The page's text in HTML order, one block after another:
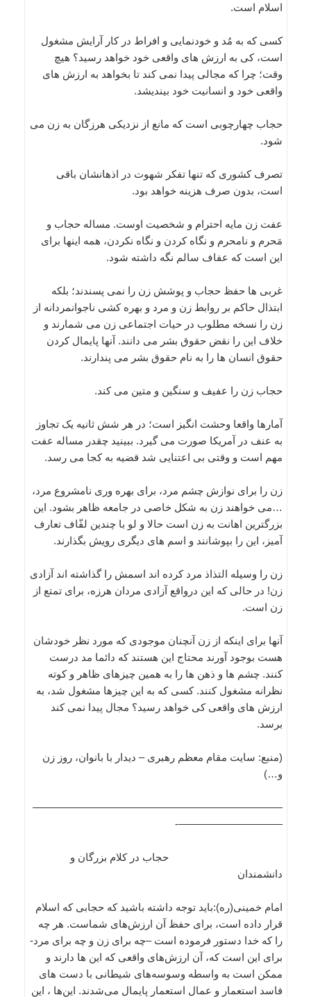
اسلام است.
کسی که به مُد و خودنمایی و افراط در کار آرایش مشغول
است، کی به ارزش های واقعی خود خواهد رسید؟ هیچ
وقت؛ چرا که مجالی پیدا نمی کند تا بخواهد به ارزش های
واقعی خود و انسانیت خود بیندیشد.
حجاب چهارچوبی است که مانع از نزدیکی هرزگان به زن می
شود.
تصرف کشوری که تنها تفکر شهوت در اذهانشان باقی
است، بدون صرف هزینه خواهد بود.
عفت زن مایه احترام و شخصیت اوست. مساله حجاب و
مَحرم و نامحرم و نگاه کردن و نگاه نکردن، همه اینها برای
این است که عفاف سالم نگه داشته شود.
غربی ها حفظ حجاب و پوشش زن را نمی پسندند؛ بلکه
ابتذال حاکم بر روابط زن و مرد و بهره کشی ناجوانمردانه از
زن را نسخه مطلوب در حیات اجتماعی زن می شمارند و
خلاف این را نقض حقوق بشر می دانند. آنها پایمال کردن
حقوق انسان ها را به نام حقوق بشر می پندارند.
حجاب زن را عفیف و سنگین و متین می کند.
آمارها واقعا وحشت انگیز است؛ در هر شش ثانیه یک تجاوز
به عنف در آمریکا صورت می گیرد. ببینید چقدر مساله عفت
مهم است و وقتی بی اعتنایی شد قضیه به کجا می رسد.
زن را برای نوازش چشم مرد، برای بهره وری نامشروع مرد،
…می خواهند زن به شکل خاصی در جامعه ظاهر بشود. این
بزرگترین اهانت به زن است حالا و لو با چندین لفّاف تعارف
آمیز، این را بپوشانند و اسم های دیگری رویش بگذارند.
زن را وسیله التذاذ مرد کرده اند اسمش را گذاشته اند آزادی
زن! در حالی که این درواقع آزادی مردان هرزه، برای تمتع از
زن است.
آنها برای اینکه از زن آنچنان موجودی که مورد نظر خودشان
هست بوجود آورند محتاج این هستند که دائما مد درست
کنند. چشم ها و ذهن ها را به همین چیزهای ظاهر و کوته
نظرانه مشغول کنند. کسی که به این چیزها مشغول شد، به
ارزش های واقعی کی خواهد رسید؟ مجال پیدا نمی کند
برسد.
(منبع: سایت مقام معظم رهبری – دیدار با بانوان، روز زن
و…)
————————————————————————
——————————-
حجاب در کلام بزرگان و
دانشمندان
امام خمینی(ره):باید توجه داشته باشید که حجابی که اسلام
قرار داده است، برای حفظ آن ارزش‌های شماست. هر چه
را که خدا دستور فرموده است –چه برای زن و چه برای مرد-
برای این است که، آن ارزش‌های واقعی که این ها دارند و
ممکن است به واسطه وسوسه‌های شیطانی با دست های
فاسد استعمار و عمال استعمار پایمال می‌شدند. این‌ها ، این